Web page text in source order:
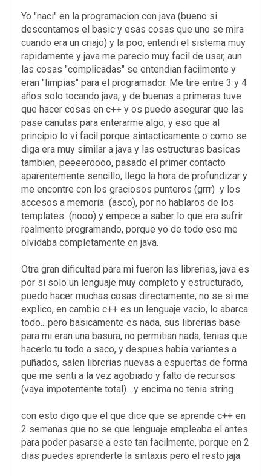
Yo "naci" en la programacion con java (bueno si
descontamos el basic y esas cosas que uno se mira
cuando era un criajo) y la poo, entendi el sistema muy
rapidamente y java me parecio muy facil de usar, aun
las cosas "complicadas" se entendian facilmente y
eran "limpias" para el programador. Me tire entre 3 y 4
años solo tocando java, y de buenas a primeras tuve
que hacer cosas en c++ y os puedo asegurar que las
pase canutas para enterarme algo, y eso que al
principio lo vi facil porque sintacticamente o como se
diga era muy similar a java y las estructuras basicas
tambien, peeeeroooo, pasado el primer contacto
aparentemente sencillo, llego la hora de profundizar y
me encontre con los graciosos punteros (grrr) y los
accesos a memoria (asco), por no hablaros de los
templates (nooo) y empece a saber lo que era sufrir
realmente programando, porque yo de todo eso me
olvidaba completamente en java.
Otra gran dificultad para mi fueron las librerias, java es
por si solo un lenguaje muy completo y estructurado,
puedo hacer muchas cosas directamente, no se si me
explico, en cambio c++ es un lenguaje vacio, lo abarca
todo....pero basicamente es nada, sus librerias base
para mi eran una basura, no permitian nada, tenias que
hacerlo tu todo a saco, y despues habia variantes a
puñados, salen librerias nuevas a espuertas de forma
que me senti a la vez agobiado y falto de recursos
(vaya impotentente total)....y encima no tenia string.
con esto digo que el que dice que se aprende c++ en
2 semanas que no se que lenguaje empleaba el antes
para poder pasarse a este tan facilmente, porque en 2
dias puedes aprenderte la sintaxis pero el resto jaja.